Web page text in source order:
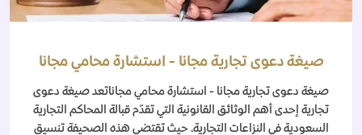
صيغة دعوى تجارية مجانا - استشارة محامي مجانا
صيغة دعوى تجارية مجانا - استشارة محامي مجاناتعد صيغة دعوى
تجارية إحدى أهم الوثائق القانونية التي تقدّم قبالة المحاكم التجارية
السعودية في النزاعات التجارية. حيث تقتضي هذه الصحيفة تنسيق